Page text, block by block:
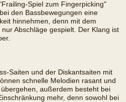
Spiel zum Fingerpicking"
den Bassbewegungen eine
hinnehmen, denn mit dem
Abschläge gespielt. Der Klang ist
Saiten und der Diskantsaiten mit
schnelle Melodien rasant und
außerdem besteht bei
mehr, denn sowohl bei